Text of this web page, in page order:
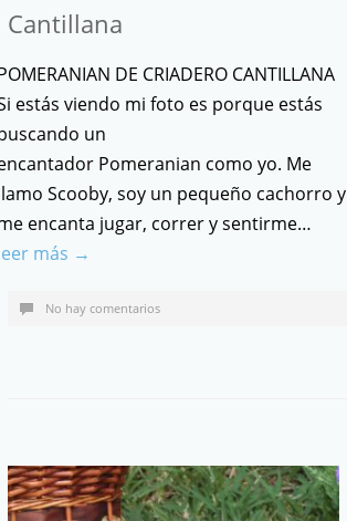
Cantillana
DE CRIADERO CANTILLANA
estás viendo mi foto es porque estás
un
Pomeranian como yo. Me
Scooby, soy un pequeño cachorro y
encanta jugar, correr y sentirme…
más →
No hay comentarios